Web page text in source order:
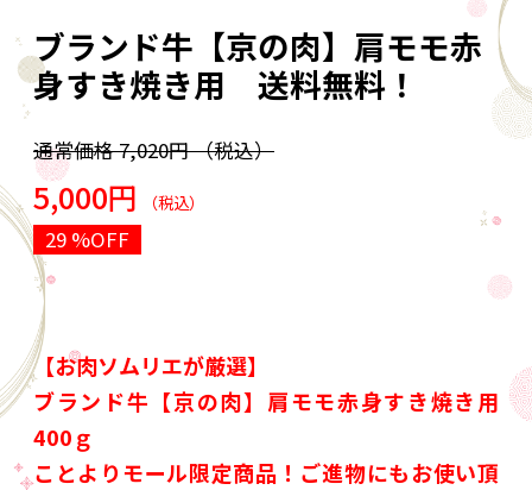
ブランド牛【京の肉】肩モモ赤
身すき焼き用 送料無料！
通常価格7,020円（税込）
5,000円 （税込）
29 %OFF
【お肉ソムリエが厳選】
ブランド牛【京の肉】肩モモ赤身すき焼き用
400ｇ
ことよりモール限定商品！ご進物にもお使い頂